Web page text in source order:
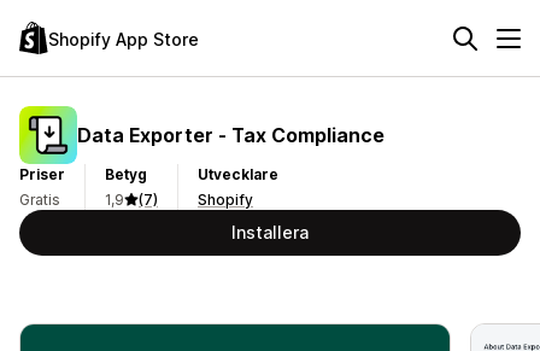
Shopify App Store
Data Exporter ‑ Tax Compliance
Priser
Gratis
Betyg
1,9
(7)
Utvecklare
Shopify
Installera